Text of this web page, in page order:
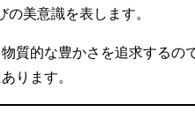
美意識を表します。
質的な豊かさを追求するの
ります。